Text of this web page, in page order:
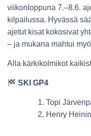
viikonloppuna 7.–8.6.
kilpailussa. Hyvässä
ajetut kisat kokosivat
– ja mukana mahtui
Alla kärkikolmikot
SKI GP4
Topi
Henry